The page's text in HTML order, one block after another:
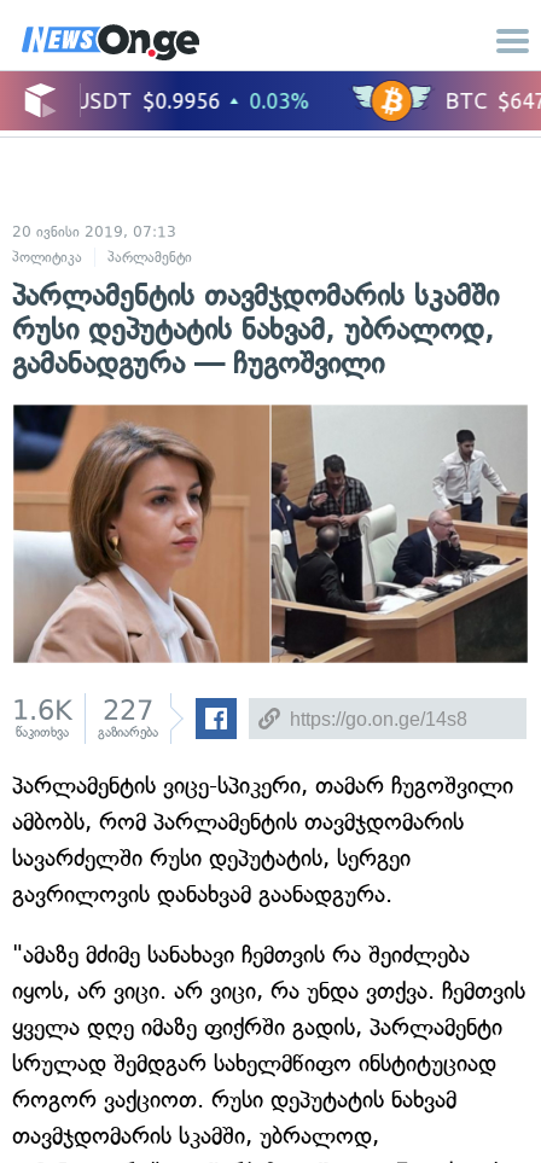
20 ივნისი 2019, 07:13
პოლიტიკა
პარლამენტი
პარლამენტის თავმჯდომარის სკამში
რუსი დეპუტატის ნახვამ, უბრალოდ,
გამანადგურა — ჩუგოშვილი
1.6K
წაკითხვა
227
გაზიარება
პარლამენტის ვიცე-სპიკერი, თამარ ჩუგოშვილი
ამბობს, რომ პარლამენტის თავმჯდომარის
სავარძელში რუსი დეპუტატის, სერგეი
გავრილოვის დანახვამ გაანადგურა.
"ამაზე მძიმე სანახავი ჩემთვის რა შეიძლება
იყოს, არ ვიცი. არ ვიცი, რა უნდა ვთქვა. ჩემთვის
ყველა დღე იმაზე ფიქრში გადის, პარლამენტი
სრულად შემდგარ სახელმწიფო ინსტიტუციად
როგორ ვაქციოთ. რუსი დეპუტატის ნახვამ
თავმჯდომარის სკამში, უბრალოდ,